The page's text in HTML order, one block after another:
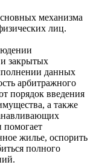
механизма
лиц.
закрытых
данных
арбитражного
порядок введения
а также
помогает
жилье, оспорить
полного